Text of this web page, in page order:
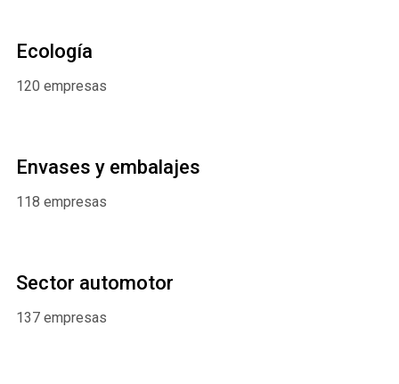
Ecología
120 empresas
Envases y embalajes
118 empresas
Sector automotor
137 empresas